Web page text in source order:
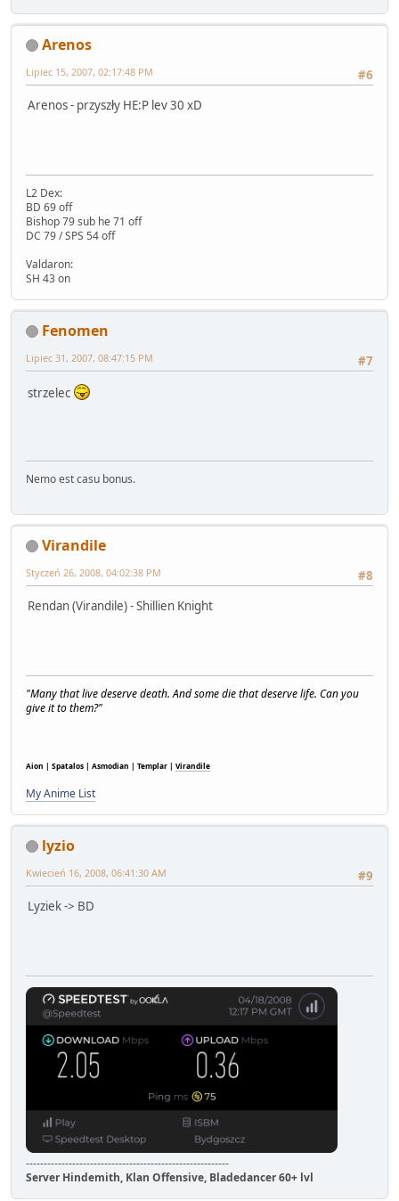
Arenos
#6
Lipiec 15, 2007, 02:17:48 PM
Arenos - przyszły HE:P lev 30 xD
L2 Dex:
BD 69 off
Bishop 79 sub he 71 off
DC 79 / SPS 54 off
Valdaron:
SH 43 on
Fenomen
#7
Lipiec 31, 2007, 08:47:15 PM
strzelec
Nemo est casu bonus.
Virandile
#8
Styczeń 26, 2008, 04:02:38 PM
Rendan (Virandile) - Shillien Knight
"Many that live deserve death. And some die that deserve life. Can you
give it to them?"
Aion | Spatalos | Asmodian | Templar | Virandile
My Anime List
lyzio
#9
Kwiecień 16, 2008, 06:41:30 AM
Lyziek -> BD
---------------------------------------------------------
Server Hindemith, Klan Offensive, Bladedancer 60+ lvl